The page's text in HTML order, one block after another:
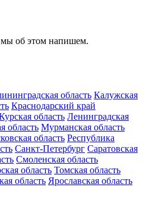
об этом напишем.
область Калужская
Краснодарский край
область Ленинградская
область Мурманская область
область Республика
Санкт-Петербург Саратовская
Смоленская область
область Томская область
область Ярославская область